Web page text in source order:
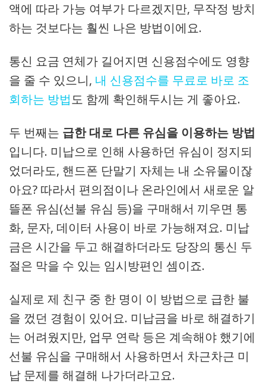
액에 따라 가능 여부가 다르겠지만, 무작정 방치
하는 것보다는 훨씬 나은 방법이에요.
통신 요금 연체가 길어지면 신용점수에도 영향
을 줄 수 있으니, 내 신용점수를 무료로 바로 조
회하는 방법도 함께 확인해두시는 게 좋아요.
두 번째는 급한 대로 다른 유심을 이용하는 방법
입니다. 미납으로 인해 사용하던 유심이 정지되
었더라도, 핸드폰 단말기 자체는 내 소유물이잖
아요? 따라서 편의점이나 온라인에서 새로운 알
뜰폰 유심(선불 유심 등)을 구매해서 끼우면 통
화, 문자, 데이터 사용이 바로 가능해져요. 미납
금은 시간을 두고 해결하더라도 당장의 통신 두
절은 막을 수 있는 임시방편인 셈이죠.
실제로 제 친구 중 한 명이 이 방법으로 급한 불
을 껐던 경험이 있어요. 미납금을 바로 해결하기
는 어려웠지만, 업무 연락 등은 계속해야 했기에
선불 유심을 구매해서 사용하면서 차근차근 미
납 문제를 해결해 나가더라고요.